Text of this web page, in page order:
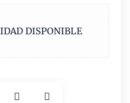
DISPONIBLE